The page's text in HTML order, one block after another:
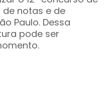
notas e de
Paulo. Dessa
pode ser